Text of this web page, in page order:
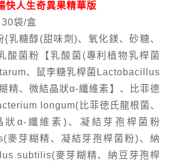
快人生奇異果精華版
袋/盒
乳糖醇(甜味劑)、氧化鎂、砂糖、
酸菌粉【乳酸菌(專利植物乳桿菌
、鼠李糖乳桿菌Lactobacillus
精、微結晶狀α-纖維素】、比菲德
longum(比菲徳氏龍根菌、
狀α-纖維素)、凝結芽孢桿菌粉
麥芽糊精、凝結芽孢桿菌粉)、納
subtilis(麥芽糊精、納豆芽孢桿